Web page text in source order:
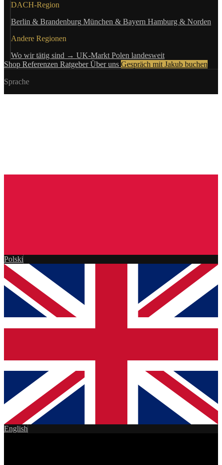
DACH-Region
Berlin & Brandenburg München & Bayern Hamburg & Norden
Andere Regionen
Wo wir tätig sind → UK-Markt Polen landesweit
Shop Referenzen RatgeberÜber uns Gespräch mit Jakub buchen
Sprache
Polski
English